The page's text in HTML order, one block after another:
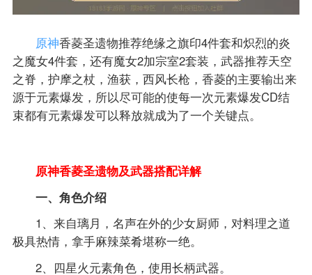
原神香菱圣遗物推荐绝缘之旗印4件套和炽烈的炎
之魔女4件套，还有魔女2加宗室2套装，武器推荐天空
之脊，护摩之杖，渔获，西风长枪，香菱的主要输出来
源于元素爆发，所以尽可能的使每一次元素爆发CD结
束都有元素爆发可以释放就成为了一个关键点。
原神香菱圣遗物及武器搭配详解
一、角色介绍
1、来自璃月，名声在外的少女厨师，对料理之道
极具热情，拿手麻辣菜肴堪称一绝。
2、四星火元素角色，使用长柄武器。